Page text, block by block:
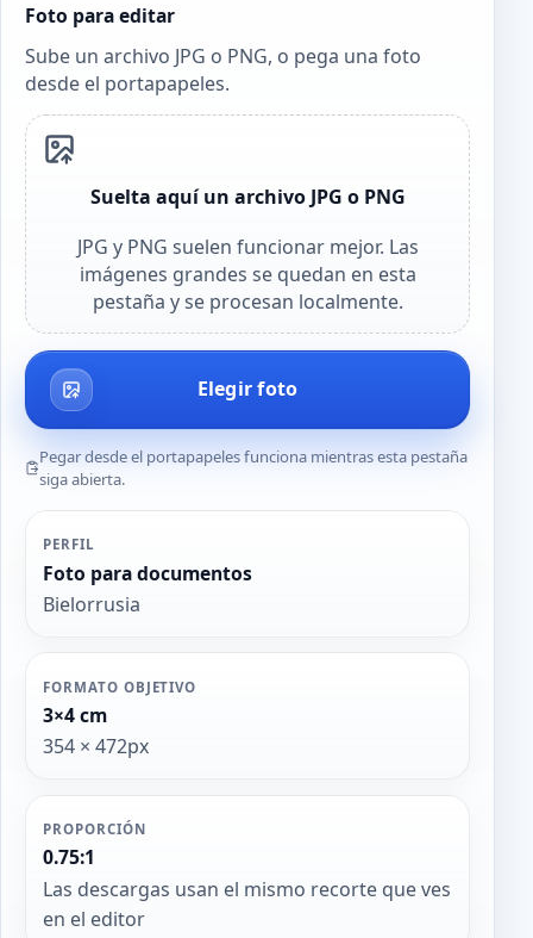
Foto para editar
Sube un archivo JPG o PNG, o pega una foto
desde el portapapeles.
Suelta aquí un archivo JPG o PNG
JPG y PNG suelen funcionar mejor. Las
imágenes grandes se quedan en esta
pestaña y se procesan localmente.
Elegir foto
Pegar desde el portapapeles funciona mientras esta pestaña
siga abierta.
PERFIL
Foto para documentos
Bielorrusia
FORMATO OBJETIVO
3×4 cm
354 × 472px
PROPORCIÓN
0.75:1
Las descargas usan el mismo recorte que ves
en el editor